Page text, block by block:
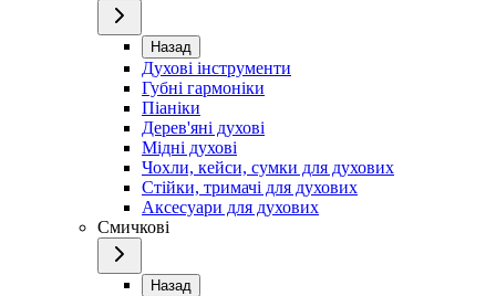
Назад
Духові інструменти
Губні гармоніки
Піаніки
Дерев'яні духові
Мідні духові
Чохли, кейси, сумки для духових
Стійки, тримачі для духових
Аксесуари для духових
Смичкові
Назад